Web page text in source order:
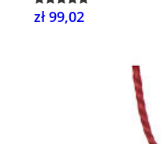
zł 99,02